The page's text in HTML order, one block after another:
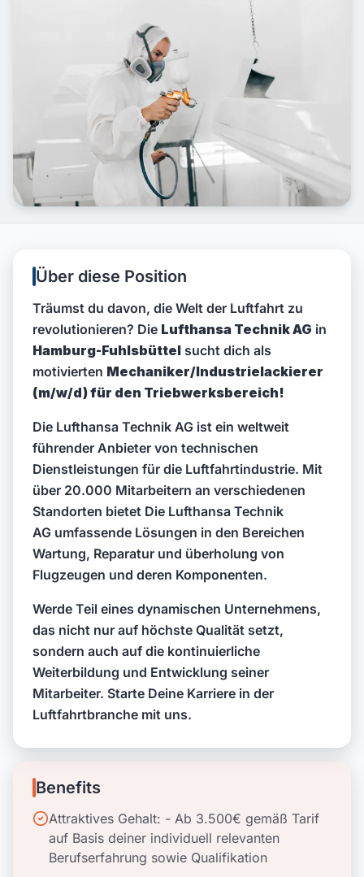
Über diese Position
Träumst du davon, die Welt der Luftfahrt zu
revolutionieren? Die Lufthansa Technik AG in
Hamburg-Fuhlsbüttel sucht dich als
motivierten Mechaniker/Industrielackierer
(m/w/d) für den Triebwerksbereich!
Die Lufthansa Technik AG ist ein weltweit
führender Anbieter von technischen
Dienstleistungen für die Luftfahrtindustrie. Mit
über 20.000 Mitarbeitern an verschiedenen
Standorten bietet Die Lufthansa Technik
AG umfassende Lösungen in den Bereichen
Wartung, Reparatur und überholung von
Flugzeugen und deren Komponenten.
Werde Teil eines dynamischen Unternehmens,
das nicht nur auf höchste Qualität setzt,
sondern auch auf die kontinuierliche
Weiterbildung und Entwicklung seiner
Mitarbeiter. Starte Deine Karriere in der
Luftfahrtbranche mit uns.
Benefits
Attraktives Gehalt: - Ab 3.500€ gemäß Tarif
auf Basis deiner individuell relevanten
Berufserfahrung sowie Qualifikation